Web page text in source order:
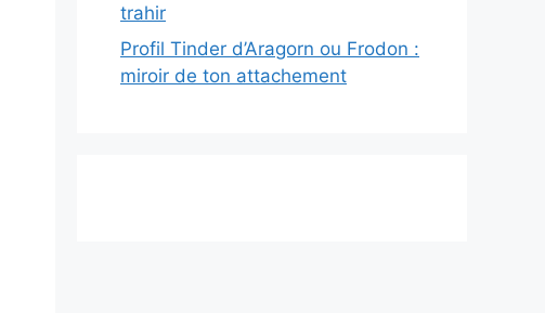
trahir
Profil Tinder d’Aragorn ou Frodon :
miroir de ton attachement